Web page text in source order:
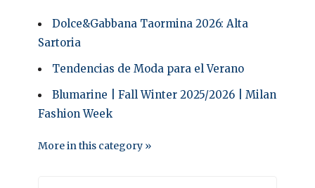
Dolce&Gabbana Taormina 2026: Alta
Sartoria
Tendencias de Moda para el Verano
Blumarine | Fall Winter 2025/2026 | Milan
Fashion Week
More in this category »